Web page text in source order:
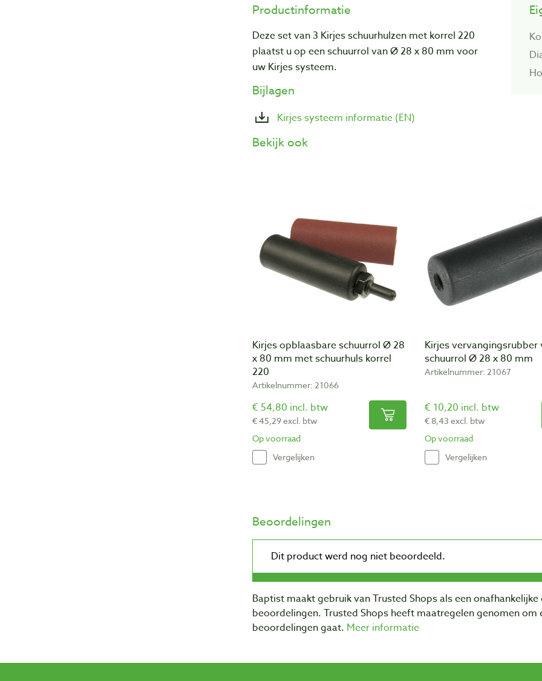
Productinformatie
Deze set van 3 Kirjes schuurhulzen met korrel 220
plaatst u op een schuurrol van Ø 28 x 80 mm voor
uw Kirjes systeem.
Bijlagen
Kirjes systeem informatie (EN)
Bekijk ook
Kirjes opblaasbare schuurrol Ø 28
x 80 mm met schuurhuls korrel
220
Artikelnummer: 21066
€ 54,80 incl. btw
€ 45,29 excl. btw
Op voorraad
Vergelijken
Kirjes vervangingsrubber
schuurrol Ø 28 x 80 mm
Artikelnummer: 21067
€ 10,20 incl. btw
€ 8,43 excl. btw
Op voorraad
Vergelijken
Beoordelingen
Baptist maakt gebruik van Trusted Shops als een
beoordelingen. Trusted Shops heeft maatregelen genomen
beoordelingen gaat. Meer informatie